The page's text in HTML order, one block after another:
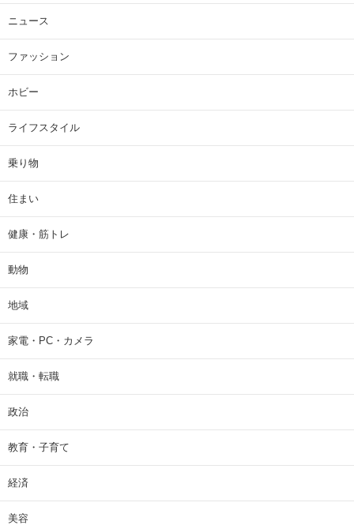
ニュース
ファッション
ホビー
ライフスタイル
乗り物
住まい
健康・筋トレ
動物
地域
家電・PC・カメラ
就職・転職
政治
教育・子育て
経済
美容